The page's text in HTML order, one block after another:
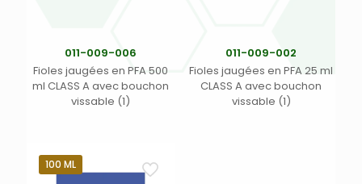
011-009-006
Fioles jaugées en PFA 500
ml CLASS A avec bouchon
vissable (1)
011-009-002
Fioles jaugées en PFA 25 ml
CLASS A avec bouchon
vissable (1)
100 ML